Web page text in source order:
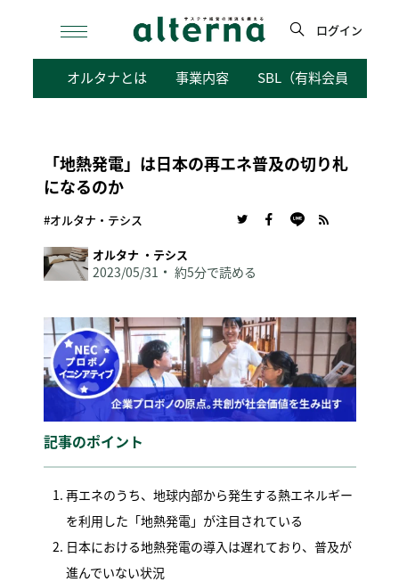
検
ログイン
オルタナとは 事業内容 SBL（有料会員向けサ
「地熱発電」は日本の再エネ普及の切り札
になるのか
#オルタナ・テシス
オルタナ ・テシス
2023/05/31 約5分で読める
記事のポイント
再エネのうち、地球内部から発生する熱エネルギー
を利用した「地熱発電」が注目されている
日本における地熱発電の導入は遅れており、普及が
進んでいない状況